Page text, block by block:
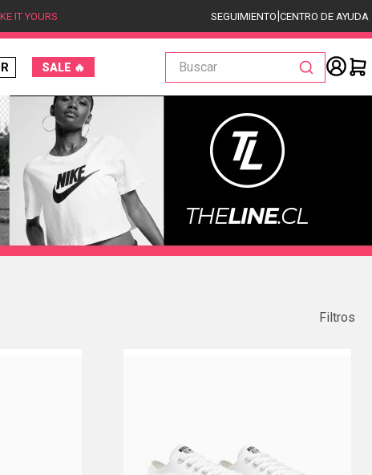
IT YOURS SEGUIMIENTO|CENTRO DE AYUDA
SALE 🔥
Buscar